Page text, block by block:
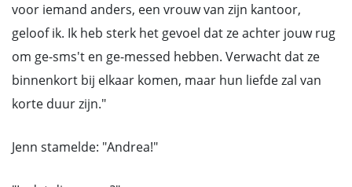
voor iemand anders, een vrouw van zijn kantoor,
geloof ik. Ik heb sterk het gevoel dat ze achter jouw rug
om ge-sms't en ge-messed hebben. Verwacht dat ze
binnenkort bij elkaar komen, maar hun liefde zal van
korte duur zijn."
Jenn stamelde: "Andrea!"